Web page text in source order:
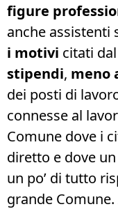
figure
anche assistenti
i motivi citati
stipendi, meno
dei posti di
connesse al
Comune dove i
diretto e dove
un po’ di tutto
grande